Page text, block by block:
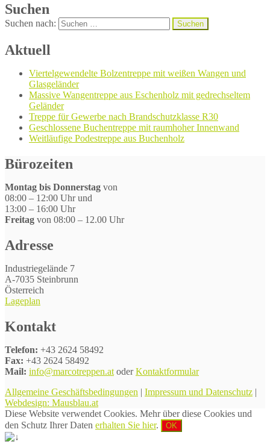
Suchen
Suchen nach:
Aktuell
Viertelgewendelte Bolzentreppe mit weißen Wangen und
Glasgeländer
Massive Wangentreppe aus Eschenholz mit gedrechseltem
Geländer
Treppe für Gewerbe nach Brandschutzklasse R30
Geschlossene Buchentreppe mit raumhoher Innenwand
Weitläufige Podestreppe aus Buchenholz
Bürozeiten
Montag bis Donnerstag von
08:00 – 12:00 Uhr und
13:00 – 16:00 Uhr
Freitag von 08:00 – 12.00 Uhr
Adresse
Industriegelände 7
A-7035 Steinbrunn
Österreich
Lageplan
Kontakt
Telefon: +43 2624 58492
Fax: +43 2624 58492
Mail: info@marcotreppen.at oderKontaktformular
Allgemeine Geschäftsbedingungen | Impressum und Datenschutz |
Webdesign: Mausblau.at
Diese Website verwendet Cookies. Mehr über diese Cookies und
den Schutz Ihrer Daten erhalten Sie hier. OK